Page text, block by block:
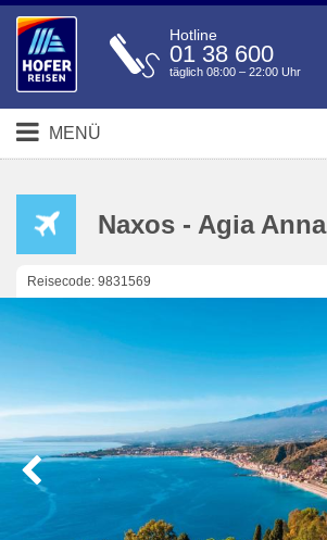
Hotline
01 38 600
täglich 08:00 – 22:00 Uhr
MENÜ
Naxos - Agia Anna
Reisecode: 9831569